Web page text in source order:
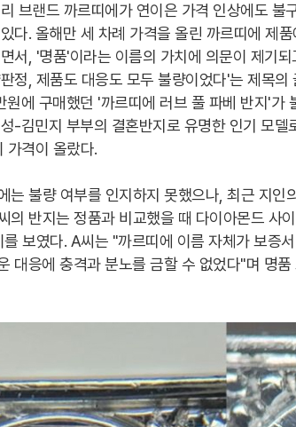
브랜드 까르띠에가 연이은 가격 인상에도 불
다. 올해만 세 차례 가격을 올린 까르띠에 제
서, '명품'이라는 이름의 가치에 의문이 제기
정, 제품도 대응도 모두 불량이었다'는 제목의
에 구매했던 '까르띠에 러브 풀 파베 반지'가
-김민지 부부의 결혼반지로 유명한 인기 모
가격이 올랐다.
는 불량 여부를 인지하지 못했으나, 최근 지인
의 반지는 정품과 비교했을 때 다이아몬드 사
보였다. A씨는 "까르띠에 이름 자체가 보증
대응에 충격과 분노를 금할 수 없었다"며 명